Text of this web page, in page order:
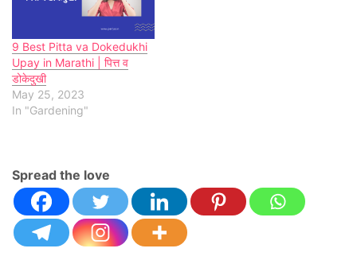
9 Best Pitta va Dokedukhi
Upay in Marathi | पित्त व
डोकेदुखी
May 25, 2023
In "Gardening"
Spread the love